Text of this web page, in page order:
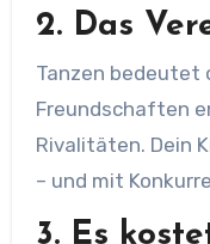
2. Das
Tanzen bedeutet
Freundschaften
Rivalitäten. Dein
– und mit
3. Es